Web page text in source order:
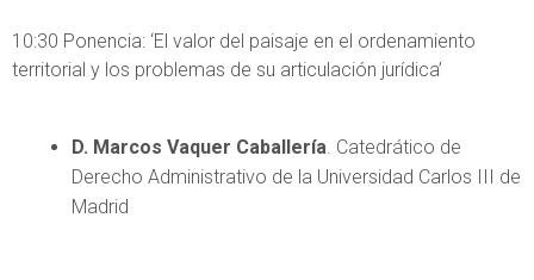
10:30 Ponencia: ‘El valor del paisaje en el ordenamiento
territorial y los problemas de su articulación jurídica’
D. Marcos Vaquer Caballería. Catedrático de
Derecho Administrativo de la Universidad Carlos III de
Madrid